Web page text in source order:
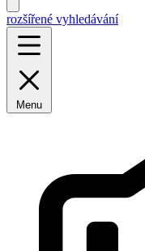
rozšířené vyhledávání
Menu